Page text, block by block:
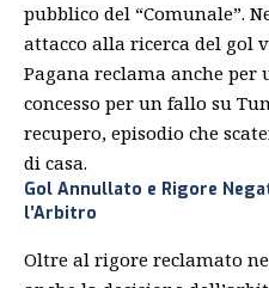
pubblico del “Comunale”.
attacco alla ricerca del gol
Pagana reclama anche
concesso per un fallo su
recupero, episodio che
di casa.
Gol Annullato e Rigore
l’Arbitro
Oltre al rigore reclamato